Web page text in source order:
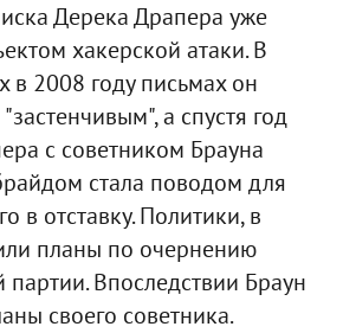
Дерека Драпера уже
хакерской атаки. В
в 2008 году письмах он
а спустя год
с советником Брауна
стала поводом для
в отставку. Политики, в
планы по очернению
партии. Впоследствии Браун
своего советника.